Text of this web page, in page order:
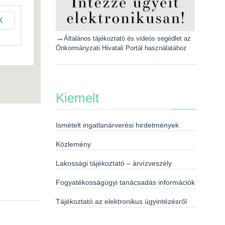
→ Általános tájékoztató és videós segédlet az
Önkormányzati Hivatali Portál használatához
Kiemelt
Ismételt ingatlanárverési hirdetmények
Közlemény
Lakossági tájékoztató – árvízveszély
Fogyatékosságügyi tanácsadás információk
Tájékoztató az elektronikus ügyintézésről